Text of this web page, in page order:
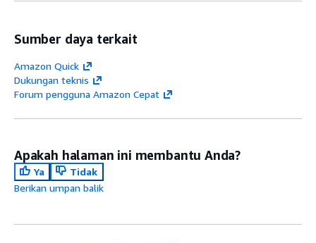
Sumber daya terkait
Amazon Quick
Dukungan teknis
Forum pengguna Amazon Cepat
Apakah halaman ini membantu Anda?
Ya
Tidak
Berikan umpan balik